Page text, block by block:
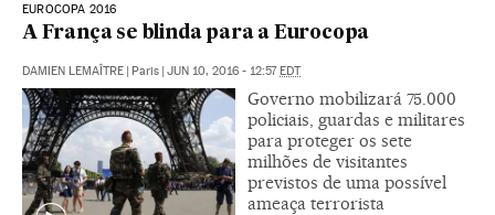
EUROCOPA 2016
A França se blinda para a Eurocopa
DAMIEN LEMAÎTRE | Paris | JUN 10, 2016 - 12:57EDT
Governo mobilizará 75.000
policiais, guardas e militares
para proteger os sete
milhões de visitantes
previstos de uma possível
ameaça terrorista